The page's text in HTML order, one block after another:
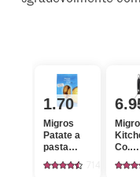
1.70
Migros
Patate a
pasta
farinosa
Co.
nero,